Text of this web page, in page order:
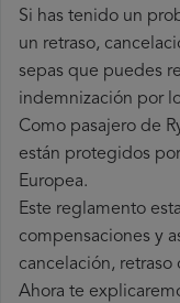
Si has tenido un
un retraso,
sepas que puedes
indemnización por
Como pasajero de
están protegidos
Europea.
Este reglamento
compensaciones y
cancelación,
Ahora te